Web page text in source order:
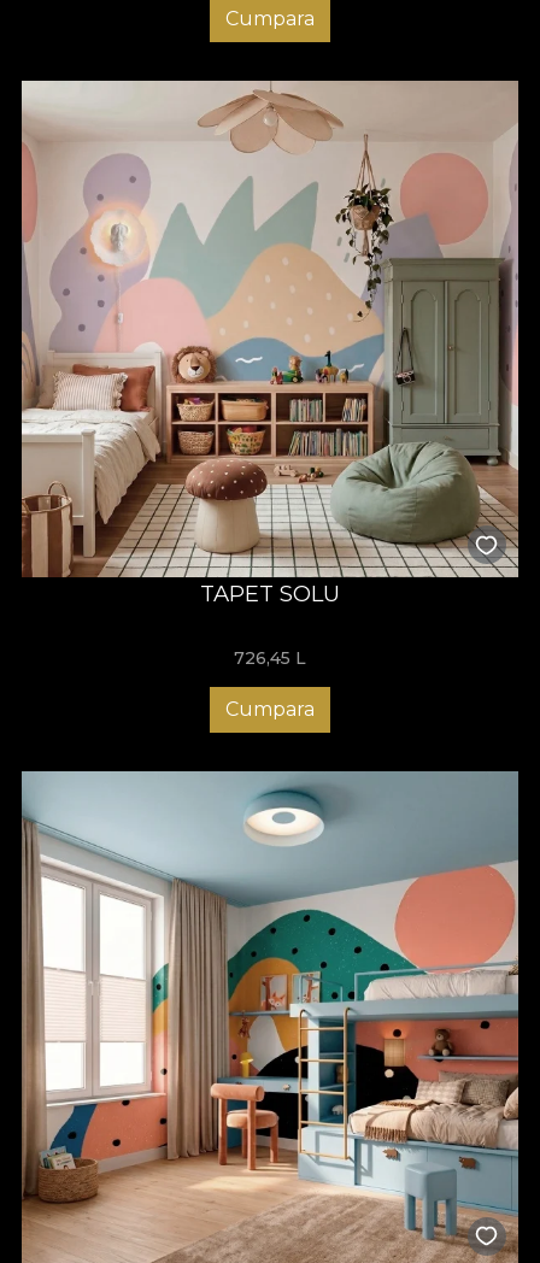
Cumpara
TAPET SOLU
726,45 L
Cumpara